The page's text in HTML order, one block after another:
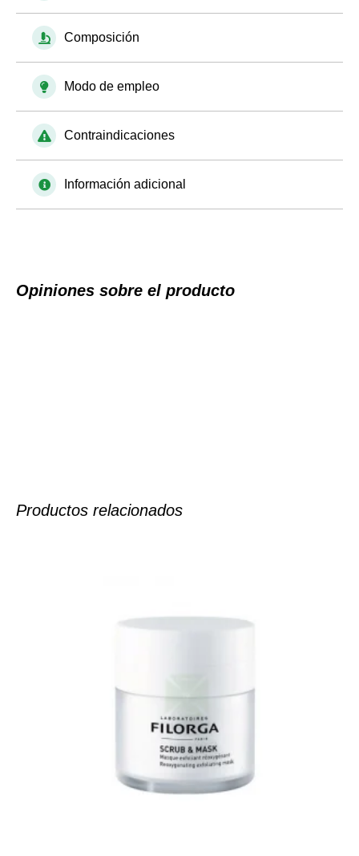
Composición
Modo de empleo
Contraindicaciones
Información adicional
Opiniones sobre el producto
Productos relacionados